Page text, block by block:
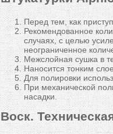
Перед тем, как
Рекомендованное
случаях, с целью
неограниченное
Межслойная сушка в
Наносится тонким
Для полировки
При механической
насадки.
Воск.